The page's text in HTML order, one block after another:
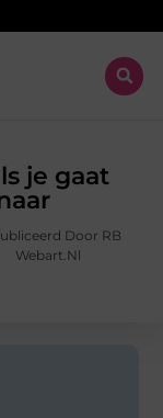
je gaat
Door RB
Webart.nl